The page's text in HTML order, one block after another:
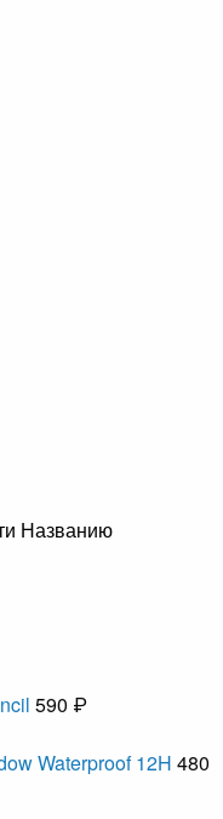
Названию
590 ₽
Waterproof 12H 480